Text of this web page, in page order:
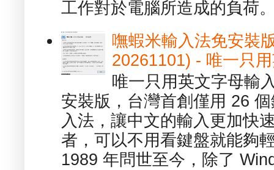
工作對於電腦所造成的負荷
嘸蝦米輸入法免安裝
20261101) - 唯一只
唯一只用英文字母輸
安裝版，台灣首創僅用 26
入法，讓中文的輸入更加快
者，可以不用看鍵盤就能夠
1989 年問世至今，除了